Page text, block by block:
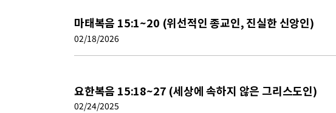
마태복음 15:1~20 (위선적인 종교인, 진실한 신앙인)
02/18/2026
요한복음 15:18~27 (세상에 속하지 않은 그리스도인)
02/24/2025